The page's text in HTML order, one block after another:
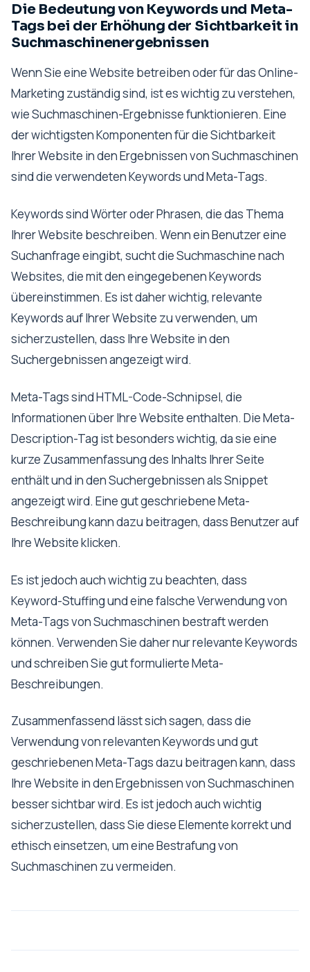
Die Bedeutung von Keywords und Meta-
Tags bei der Erhöhung der Sichtbarkeit in
Suchmaschinenergebnissen
Wenn Sie eine Website betreiben oder für das Online-
Marketing zuständig sind, ist es wichtig zu verstehen,
wie Suchmaschinen-Ergebnisse funktionieren. Eine
der wichtigsten Komponenten für die Sichtbarkeit
Ihrer Website in den Ergebnissen von Suchmaschinen
sind die verwendeten Keywords und Meta-Tags.
Keywords sind Wörter oder Phrasen, die das Thema
Ihrer Website beschreiben. Wenn ein Benutzer eine
Suchanfrage eingibt, sucht die Suchmaschine nach
Websites, die mit den eingegebenen Keywords
übereinstimmen. Es ist daher wichtig, relevante
Keywords auf Ihrer Website zu verwenden, um
sicherzustellen, dass Ihre Website in den
Suchergebnissen angezeigt wird.
Meta-Tags sind HTML-Code-Schnipsel, die
Informationen über Ihre Website enthalten. Die Meta-
Description-Tag ist besonders wichtig, da sie eine
kurze Zusammenfassung des Inhalts Ihrer Seite
enthält und in den Suchergebnissen als Snippet
angezeigt wird. Eine gut geschriebene Meta-
Beschreibung kann dazu beitragen, dass Benutzer auf
Ihre Website klicken.
Es ist jedoch auch wichtig zu beachten, dass
Keyword-Stuffing und eine falsche Verwendung von
Meta-Tags von Suchmaschinen bestraft werden
können. Verwenden Sie daher nur relevante Keywords
und schreiben Sie gut formulierte Meta-
Beschreibungen.
Zusammenfassend lässt sich sagen, dass die
Verwendung von relevanten Keywords und gut
geschriebenen Meta-Tags dazu beitragen kann, dass
Ihre Website in den Ergebnissen von Suchmaschinen
besser sichtbar wird. Es ist jedoch auch wichtig
sicherzustellen, dass Sie diese Elemente korrekt und
ethisch einsetzen, um eine Bestrafung von
Suchmaschinen zu vermeiden.